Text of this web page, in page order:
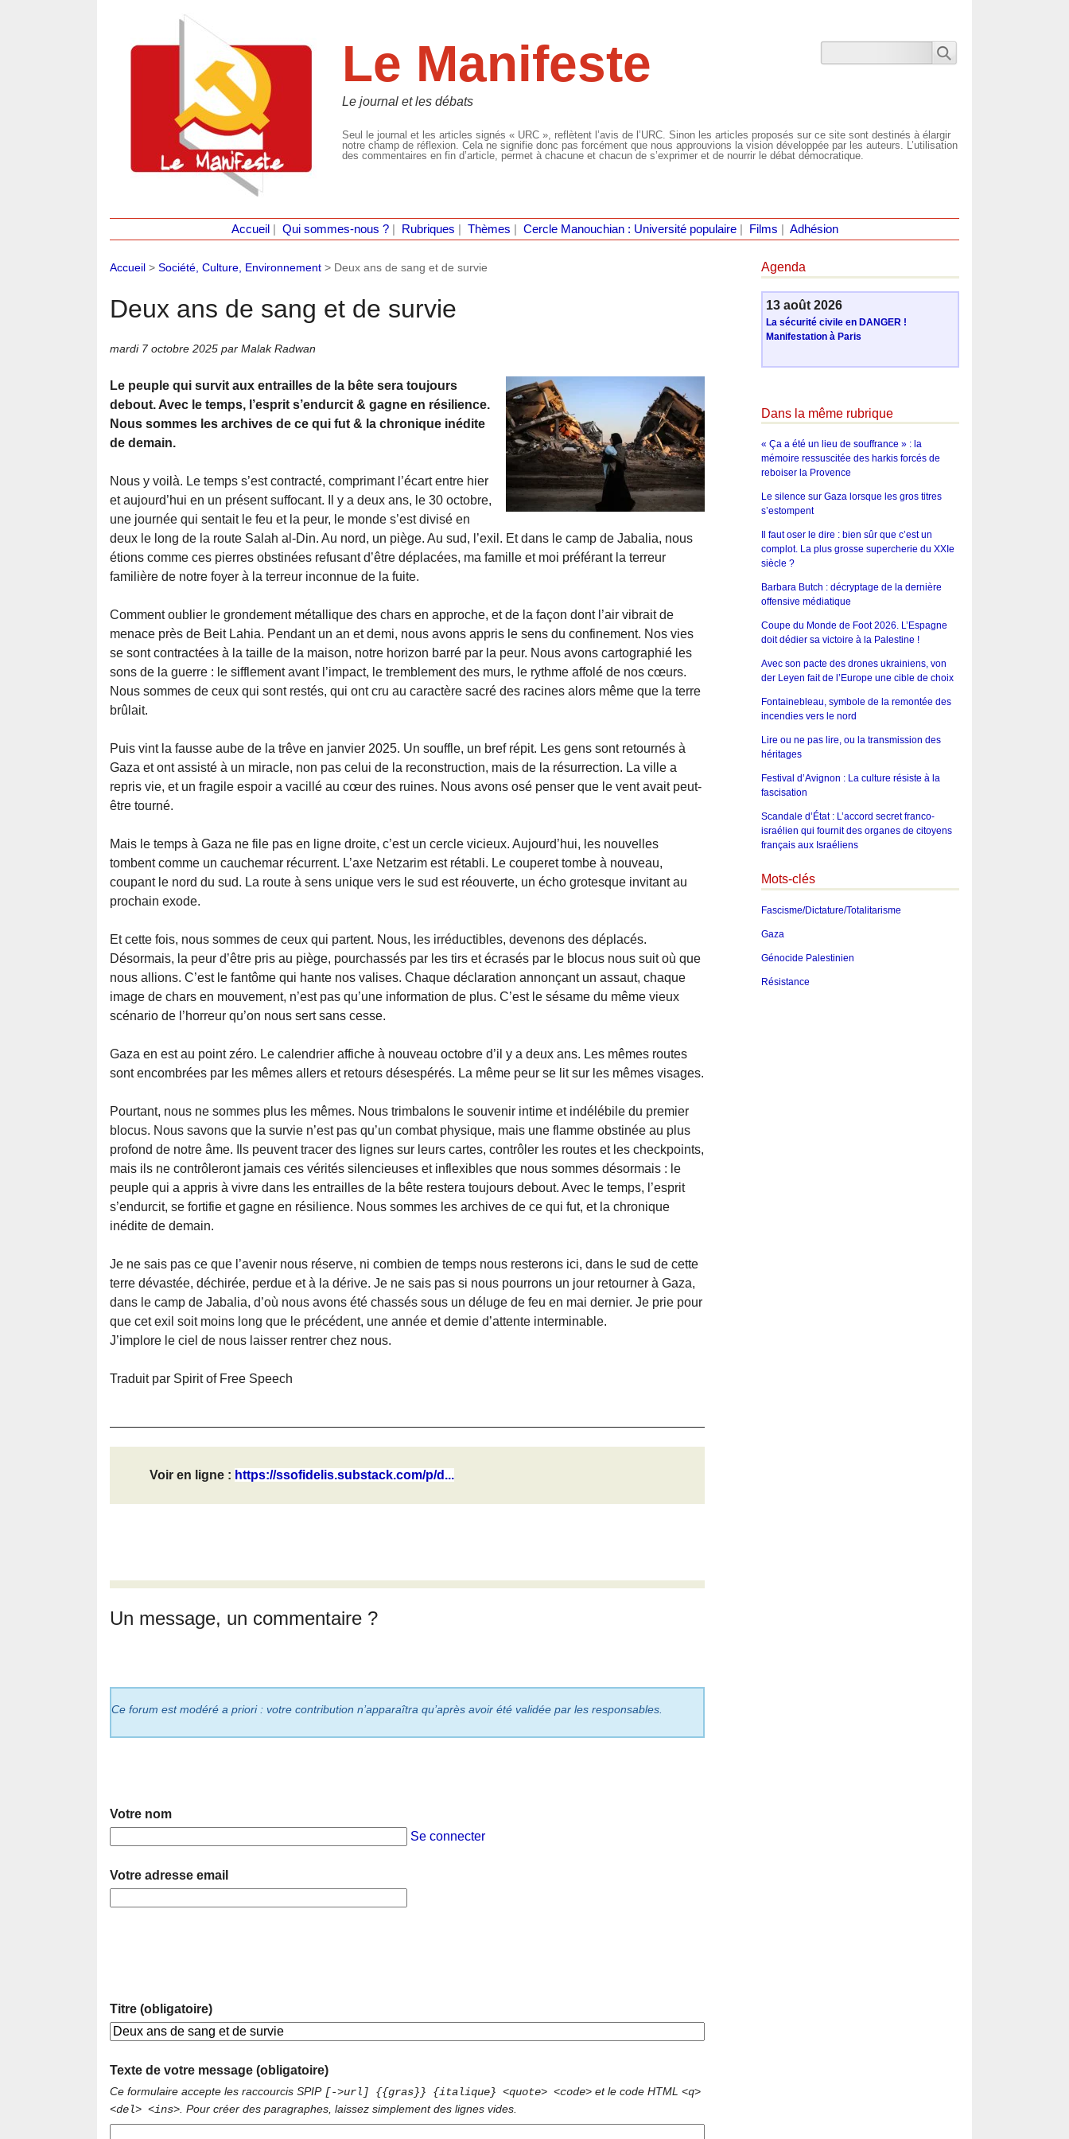
Le Manifeste
Le journal et les débats
Seul le journal et les articles signés « URC », reflètent l’avis de l’URC. Sinon les articles proposés sur ce site sont destinés à élargir
notre champ de réflexion. Cela ne signifie donc pas forcément que nous approuvions la vision développée par les auteurs. L’utilisation
des commentaires en fin d’article, permet à chacune et chacun de s’exprimer et de nourrir le débat démocratique.
Accueil Qui sommes-nous ?| Rubriques Thèmes Cercle Manouchian : Université populaire| Films Adhésion
Accueil > Société, Culture, Environnement > Deux ans de sang et de survie
Deux ans de sang et de survie
mardi 7 octobre 2025 par Malak Radwan
Le peuple qui survit aux entrailles de la bête sera toujours
debout. Avec le temps, l’esprit s’endurcit & gagne en résilience.
Nous sommes les archives de ce qui fut & la chronique inédite
de demain.
Nous y voilà. Le temps s’est contracté, comprimant l’écart entre hier
et aujourd’hui en un présent suffocant. Il y a deux ans, le 30 octobre,
une journée qui sentait le feu et la peur, le monde s’est divisé en
deux le long de la route Salah al-Din. Au nord, un piège. Au sud, l’exil. Et dans le camp de Jabalia, nous
étions comme ces pierres obstinées refusant d’être déplacées, ma famille et moi préférant la terreur
familière de notre foyer à la terreur inconnue de la fuite.
Comment oublier le grondement métallique des chars en approche, et de la façon dont l’air vibrait de
menace près de Beit Lahia. Pendant un an et demi, nous avons appris le sens du confinement. Nos vies
se sont contractées à la taille de la maison, notre horizon barré par la peur. Nous avons cartographié les
sons de la guerre : le sifflement avant l’impact, le tremblement des murs, le rythme affolé de nos cœurs.
Nous sommes de ceux qui sont restés, qui ont cru au caractère sacré des racines alors même que la terre
brûlait.
Puis vint la fausse aube de la trêve en janvier 2025. Un souffle, un bref répit. Les gens sont retournés à
Gaza et ont assisté à un miracle, non pas celui de la reconstruction, mais de la résurrection. La ville a
repris vie, et un fragile espoir a vacillé au cœur des ruines. Nous avons osé penser que le vent avait peut-
être tourné.
Mais le temps à Gaza ne file pas en ligne droite, c’est un cercle vicieux. Aujourd’hui, les nouvelles
tombent comme un cauchemar récurrent. L’axe Netzarim est rétabli. Le couperet tombe à nouveau,
coupant le nord du sud. La route à sens unique vers le sud est réouverte, un écho grotesque invitant au
prochain exode.
Et cette fois, nous sommes de ceux qui partent. Nous, les irréductibles, devenons des déplacés.
Désormais, la peur d’être pris au piège, pourchassés par les tirs et écrasés par le blocus nous suit où que
nous allions. C’est le fantôme qui hante nos valises. Chaque déclaration annonçant un assaut, chaque
image de chars en mouvement, n’est pas qu’une information de plus. C’est le sésame du même vieux
scénario de l’horreur qu’on nous sert sans cesse.
Gaza en est au point zéro. Le calendrier affiche à nouveau octobre d’il y a deux ans. Les mêmes routes
sont encombrées par les mêmes allers et retours désespérés. La même peur se lit sur les mêmes visages.
Pourtant, nous ne sommes plus les mêmes. Nous trimbalons le souvenir intime et indélébile du premier
blocus. Nous savons que la survie n’est pas qu’un combat physique, mais une flamme obstinée au plus
profond de notre âme. Ils peuvent tracer des lignes sur leurs cartes, contrôler les routes et les checkpoints,
mais ils ne contrôleront jamais ces vérités silencieuses et inflexibles que nous sommes désormais : le
peuple qui a appris à vivre dans les entrailles de la bête restera toujours debout. Avec le temps, l’esprit
s’endurcit, se fortifie et gagne en résilience. Nous sommes les archives de ce qui fut, et la chronique
inédite de demain.
Je ne sais pas ce que l’avenir nous réserve, ni combien de temps nous resterons ici, dans le sud de cette
terre dévastée, déchirée, perdue et à la dérive. Je ne sais pas si nous pourrons un jour retourner à Gaza,
dans le camp de Jabalia, d’où nous avons été chassés sous un déluge de feu en mai dernier. Je prie pour
que cet exil soit moins long que le précédent, une année et demie d’attente interminable.
J’implore le ciel de nous laisser rentrer chez nous.
Traduit par Spirit of Free Speech
Voir en ligne : https://ssofidelis.substack.com/p/d...
Un message, un commentaire ?
Ce forum est modéré a priori : votre contribution n’apparaîtra qu’après avoir été validée par les responsables.
Votre nom
Se connecter
Votre adresse email
Titre (obligatoire)
Texte de votre message (obligatoire)
Ce formulaire accepte les raccourcis SPIP [->url] {{gras}} {italique} <quote> <code> et le code HTML <q>
<del> <ins> . Pour créer des paragraphes, laissez simplement des lignes vides.
Agenda
13 août 2026
La sécurité civile en DANGER !
Manifestation à Paris
Dans la même rubrique
« Ça a été un lieu de souffrance » : la
mémoire ressuscitée des harkis forcés de
reboiser la Provence
Le silence sur Gaza lorsque les gros titres
s’estompent
Il faut oser le dire : bien sûr que c’est un
complot. La plus grosse supercherie du XXIe
siècle ?
Barbara Butch : décryptage de la dernière
offensive médiatique
Coupe du Monde de Foot 2026. L’Espagne
doit dédier sa victoire à la Palestine !
Avec son pacte des drones ukrainiens, von
der Leyen fait de l’Europe une cible de choix
Fontainebleau, symbole de la remontée des
incendies vers le nord
Lire ou ne pas lire, ou la transmission des
héritages
Festival d’Avignon : La culture résiste à la
fascisation
Scandale d’État : L’accord secret franco-
israélien qui fournit des organes de citoyens
français aux Israéliens
Mots-clés
Fascisme/Dictature/Totalitarisme
Gaza
Génocide Palestinien
Résistance